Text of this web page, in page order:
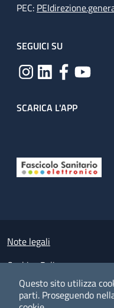
Questo sito utilizza
parti. Proseguendo
PEC:
SEGUICI SU
SCARICA L'APP
Small prints
Note legali
Cookies Policy
Policy privacy e